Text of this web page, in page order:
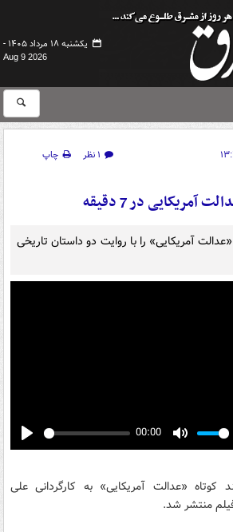
یکشنبه ۱۸ مرداد ۱۴۰۵ -
Aug 9 2026
۱ نظر
چاپ
آمریکایی در 7 دقیقه
آمریکایی» را با روایت دو داستان تاریخی
Play
00:00
Mute
«عدالت آمریکایی» به کارگردانی علی
منتشر شد.